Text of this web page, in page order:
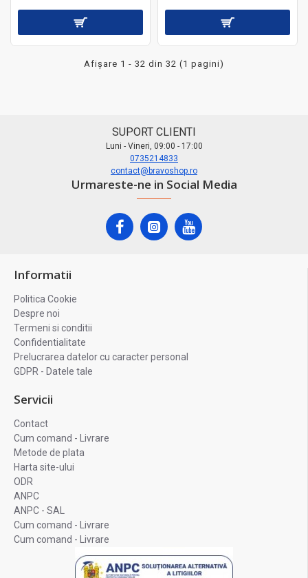
Afişare 1 - 32 din 32 (1 pagini)
SUPORT CLIENTI
Luni - Vineri, 09:00 - 17:00
0735214833
contact@bravoshop.ro
Urmareste-ne in Social Media
Informatii
Politica Cookie
Despre noi
Termeni si conditii
Confidentialitate
Prelucrarea datelor cu caracter personal
GDPR - Datele tale
Servicii
Contact
Cum comand - Livrare
Metode de plata
Harta site-ului
ODR
ANPC
ANPC - SAL
Cum comand - Livrare
Cum comand - Livrare